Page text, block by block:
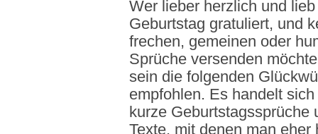
Wer lieber herzlich und
Geburtstag gratuliert, und
frechen, gemeinen oder
Sprüche versenden
sein die folgenden
empfohlen. Es handelt
kurze Geburtstagssprüche
Texte, mit denen man eher